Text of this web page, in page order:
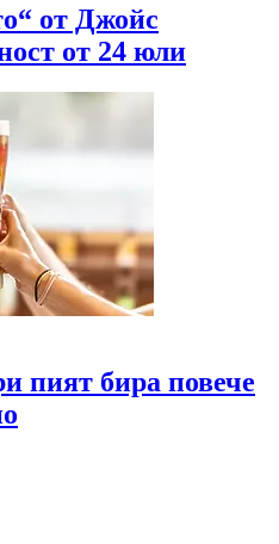
от Джойс
от 24 юли
пият бира повече